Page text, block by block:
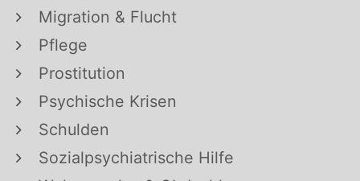
Migration & Flucht
Pflege
Prostitution
Psychische Krisen
Schulden
Sozialpsychiatrische Hilfe